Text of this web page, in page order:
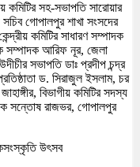
কমিটির সহ-সভাপতি সারোয়ার
গোপালপুর শাখা সংসদের
কমিটির সাধারণ সম্পাদক
সম্পাদক আরিফ নূর, জেলা
সভাপতি ডাঃ প্রদীপ চন্দ্র
ড. সিরাজুল ইসলাম, চর
বিভাগীয় কমিটির সদস্য
সন্তোষ রাজভর, গোপালপুর